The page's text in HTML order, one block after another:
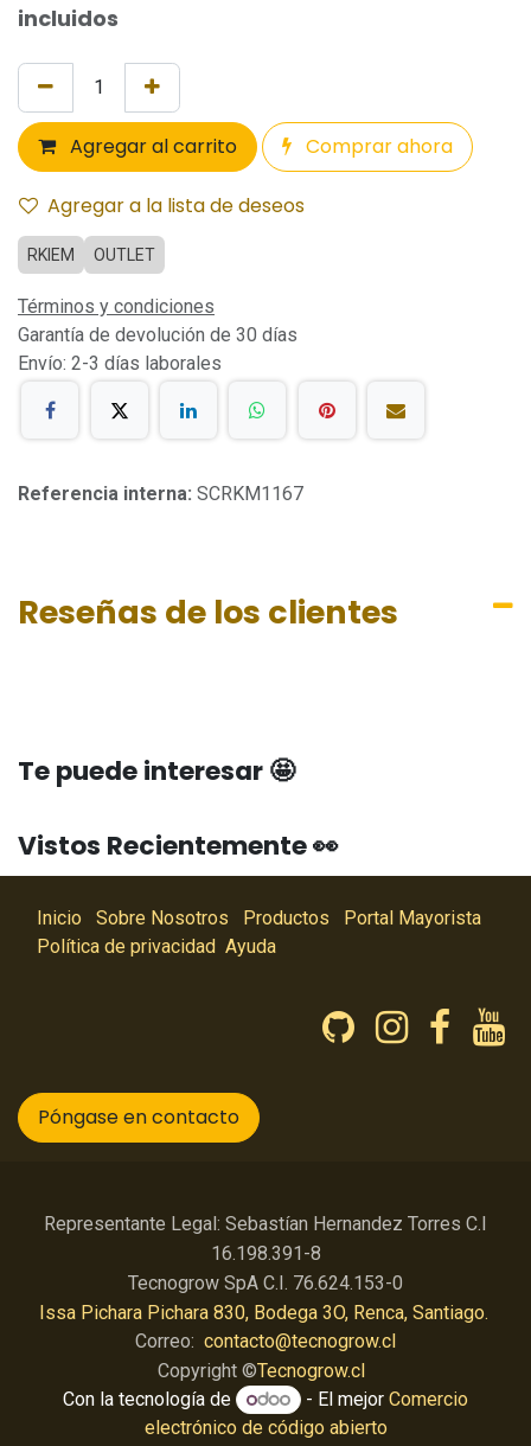
incluidos
Agregar al carrito Comprar ahora
Agregar a la lista de deseos
RKIEM OUTLET
Términos y condiciones
Garantía de devolución de 30 días
Envío: 2-3 días laborales
Referencia interna: SCRKM1167
Reseñas de los clientes
Te puede interesar 🤩
Vistos Recientemente 👀
Inicio Sobre Nosotros Productos
Portal Mayorista
Política de privacidad Ayuda
Póngase en contacto
Representante Legal: Sebastían Hernandez Torres C.I
16.198.391-8
Tecnogrow SpA C.I. 76.624.153-0
Issa Pichara Pichara 830, Bodega 3O, Renca, Santiago.
Correo: contacto@tecnogrow.cl
Copyright ©Tecnogrow.cl
Con la tecnología de
- El mejor Comercio
electrónico de código abierto